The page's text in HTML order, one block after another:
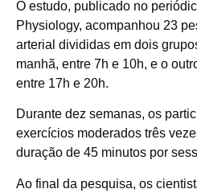
O estudo, publicado no
Physiology, acompanhou 23
arterial divididas em dois
manhã, entre 7h e 10h, e o
entre 17h e 20h.
Durante dez semanas, os
exercícios moderados três
duração de 45 minutos por
Ao final da pesquisa, os